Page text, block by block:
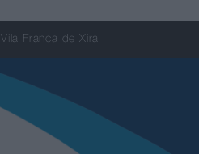
Vila Franca de Xira